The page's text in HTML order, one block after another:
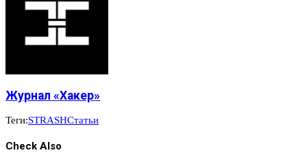
Журнал «Хакер»
Теги:STRASHСтатьи
Check Also